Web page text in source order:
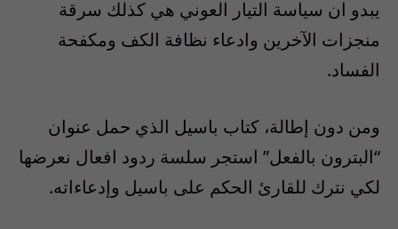
يبدو ان سياسة التيار العوني هي كذلك سرقة
منجزات الآخرين وادعاء نظافة الكف ومكفحة
الفساد.
ومن دون إطالة، كتاب باسيل الذي حمل عنوان
“البترون بالفعل” استجر سلسة ردود افعال نعرضها
لكي نترك للقارئ الحكم على باسيل وإدعاءاته.